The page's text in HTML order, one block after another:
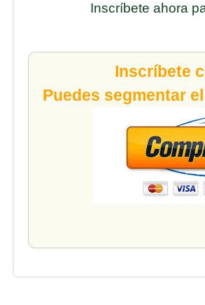
Inscríbete ahora
Inscríbete
Puedes segmentar